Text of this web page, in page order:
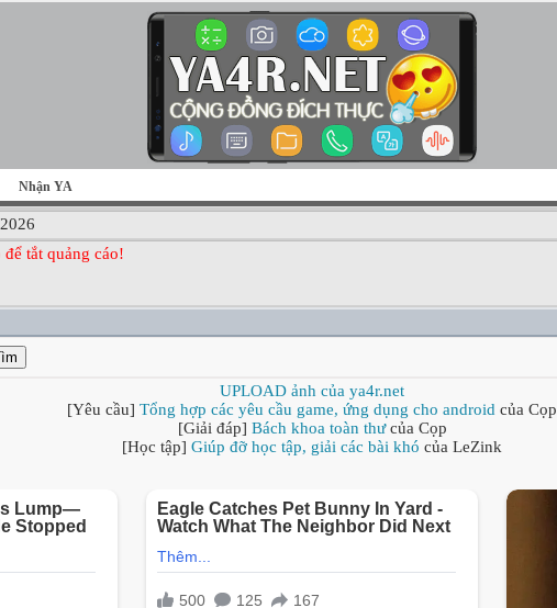
Nhận YA
tắt quảng cáo!
UPLOAD ảnh của ya4r.net
[Yêu cầu] Tổng hợp các yêu cầu game, ứng dụng cho android của Cọp
[Giải đáp] Bách khoa toàn thưcủa Cọp
[Học tập] Giúp đỡ học tập, giải các bài khó của LeZink